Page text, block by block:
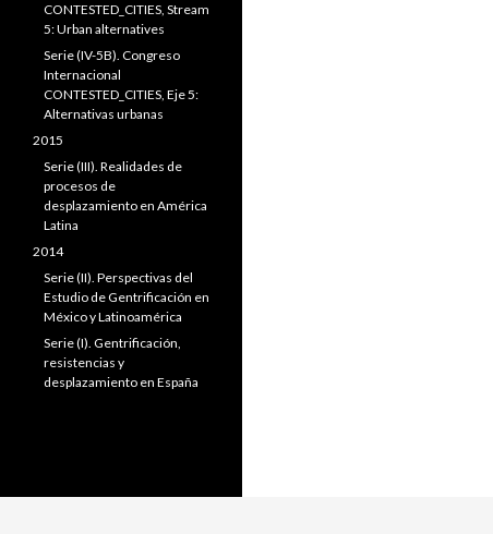
CONTESTED_CITIES, Stream
5: Urban alternatives
Serie (IV-5B). Congreso
Internacional
CONTESTED_CITIES, Eje 5:
Alternativas urbanas
2015
Serie (III). Realidades de
procesos de
desplazamiento en América
Latina
2014
Serie (II). Perspectivas del
Estudio de Gentrificación en
México y Latinoamérica
Serie (I). Gentrificación,
resistencias y
desplazamiento en España